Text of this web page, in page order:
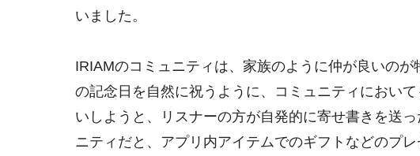
いました。
IRIAMのコミュニティは、家族のように仲が良いの
の記念日を自然に祝うように、コミュニティにおい
いしようと、リスナーの方が自発的に寄せ書きを送
ニティだと、アプリ内アイテムでのギフトなどのプ